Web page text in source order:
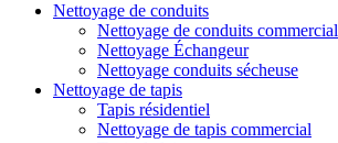
Nettoyage de conduits
Nettoyage de conduits commercial
Nettoyage Échangeur
Nettoyage conduits sécheuse
Nettoyage de tapis
Tapis résidentiel
Nettoyage de tapis commercial